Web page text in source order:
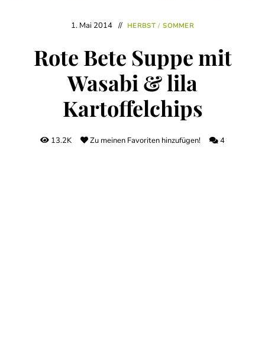
1. Mai 2014 HERBST / SOMMER
Rote Bete Suppe mit
Wasabi & lila
Kartoffelchips
13.2K Zu meinen Favoriten hinzufügen! 4